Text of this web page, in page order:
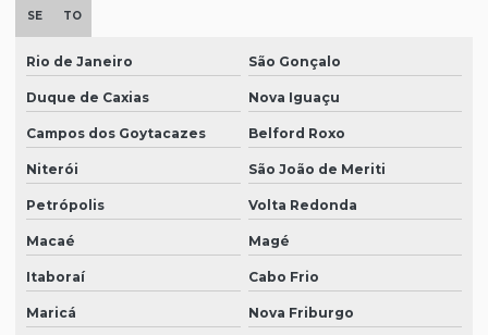
SE TO
Rio de Janeiro São Gonçalo
Duque de Caxias Nova Iguaçu
Campos dos Goytacazes Belford Roxo
Niterói São João de Meriti
Petrópolis Volta Redonda
Macaé Magé
Itaboraí Cabo Frio
Maricá Nova Friburgo